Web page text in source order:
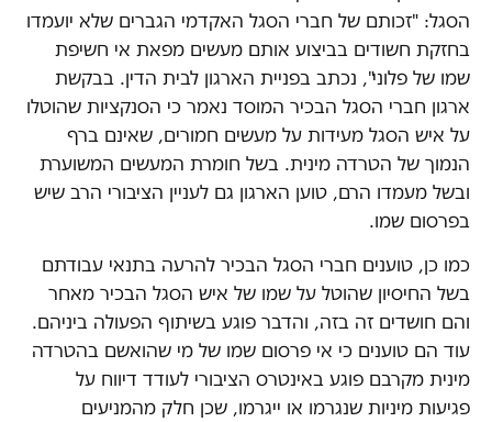
הסגל: "זכותם של חברי הסגל האקדמי הגברים שלא יועמדו
בחזקת חשודים בביצוע אותם מעשים מפאת אי חשיפת
שמו של פלוני", נכתב בפניית הארגון לבית הדין. בבקשת
ארגון חברי הסגל הבכיר המוסד נאמר כי הסנקציות שהוטלו
על איש הסגל מעידות על מעשים חמורים, שאינם ברף
הנמוך של הטרדה מינית. בשל חומרת המעשים המשוערת
ובשל מעמדו הרם, טוען הארגון גם לעניין הציבורי הרב שיש
בפרסום שמו.
כמו כן, טוענים חברי הסגל הבכיר להרעה בתנאי עבודתם
בשל החיסיון שהוטל על שמו של איש הסגל הבכיר מאחר
והם חושדים זה בזה, והדבר פוגע בשיתוף הפעולה ביניהם.
עוד הם טוענים כי אי פרסום שמו של מי שהואשם בהטרדה
מינית מקרבם פוגע באינטרס הציבורי לעודד דיווח על
פגיעות מיניות שנגרמו או ייגרמו, שכן חלק מהמניעים